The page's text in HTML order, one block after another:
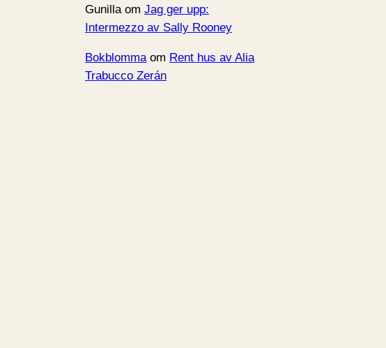
Gunillaom Jag ger upp:
Intermezzo av Sally Rooney
Bokblommaom Rent hus av Alia
Trabucco Zerán